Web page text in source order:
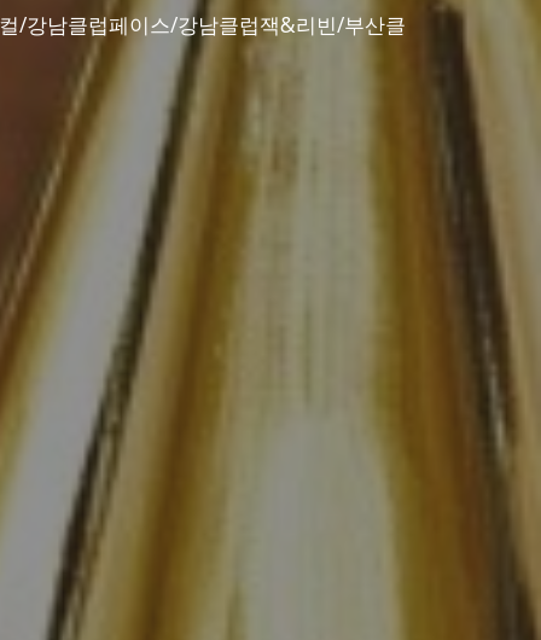
/강남클럽페이스/강남클럽잭&리빈/부산클